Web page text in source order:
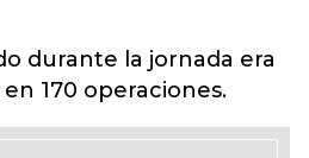
durante la jornada era
170 operaciones.